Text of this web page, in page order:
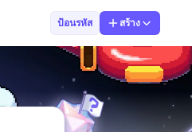
ป้อนรหัส สร้าง